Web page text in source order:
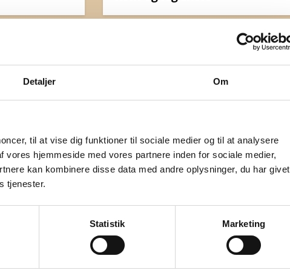
Detaljer Om
til at vise dig funktioner til sociale medier og til at analysere
hjemmeside med vores partnere inden for sociale medier,
kan kombinere disse data med andre oplysninger, du har givet
tjenester.
Statistik Marketing
Ringsted Middelalderfestival
2026 – gratis adgang!